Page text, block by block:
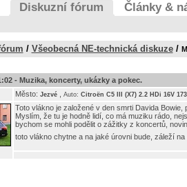
Diskuzní fórum Články &
/ Všeobecná NE-technická diskuze/
- Muzika, koncerty, ukázky a pokec.
Město: Jezvé Auto: Citroën C5 III (X7) 2.2 HDi 16V
Toto vlákno je založené v den smrti Davida Bowie,
Myslím, že tu je hodně lidí, co má muziku rádo,
bychom se mohli podělit o zážitky z koncertů,
toto vlákno chytne a na jaké úrovni bude, záleží